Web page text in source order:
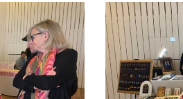
IMG_3853